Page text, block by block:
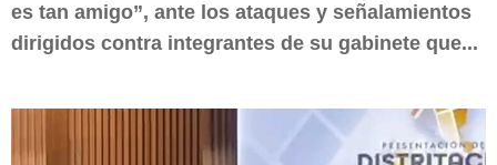
es tan amigo”, ante los ataques y señalamientos
dirigidos contra integrantes de su gabinete que...